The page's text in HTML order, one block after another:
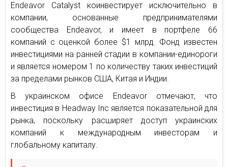
Endeavor Catalyst коинвестирует исключительно в
компании, основанные предпринимателями
сообщества Endeavor, и имеет в портфеле 66
компаний с оценкой более $1 млрд. Фонд известен
инвестициями на ранней стадии в компании-единороги
и является номером 1 по количеству таких инвестиций
за пределами рынков США, Китая и Индии.
В украинском офисе Endeavor отмечают, что
инвестиция в Headway Inc является показательной для
рынка, поскольку расширяет доступ украинских
компаний к международным инвесторам и
глобальному капиталу.